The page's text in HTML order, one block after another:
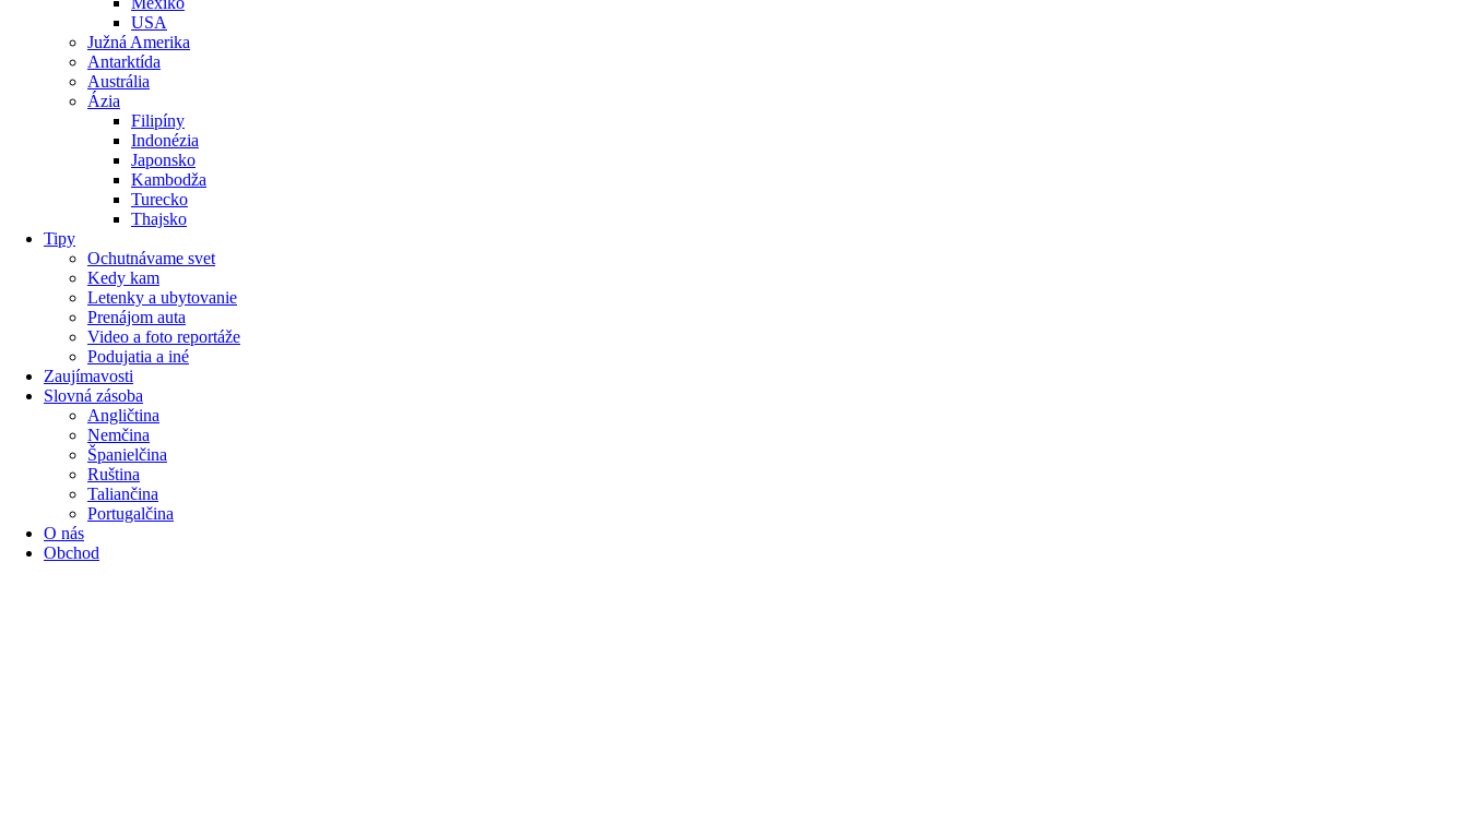
USA
Južná Amerika
Antarktída
Austrália
Ázia
Filipíny
Indonézia
Japonsko
Kambodža
Turecko
Thajsko
Tipy
Ochutnávame svet
Kedy kam
Letenky a ubytovanie
Prenájom auta
Video a foto reportáže
Podujatia a iné
Zaujímavosti
Slovná zásoba
Angličtina
Nemčina
Španielčina
Ruština
Taliančina
Portugalčina
O nás
Obchod